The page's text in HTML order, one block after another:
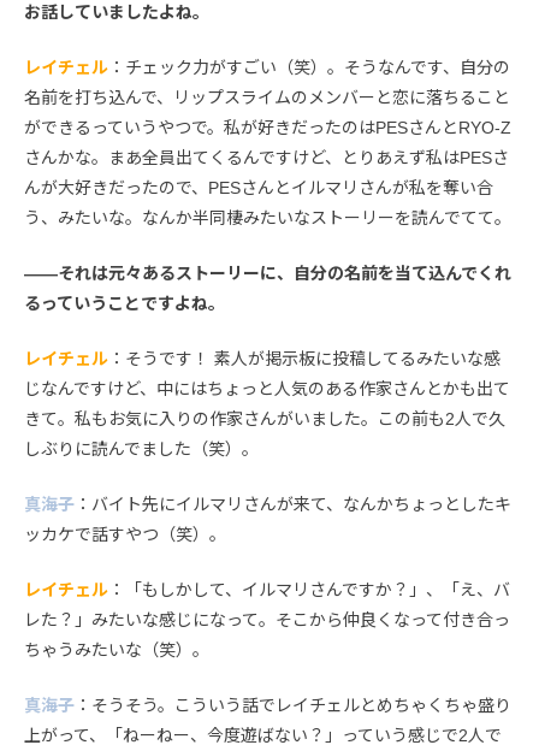
お話していましたよね。
レイチェル ：チェック力がすごい（笑）。そうなんです、自分の
名前を打ち込んで、リップスライムのメンバーと恋に落ちること
ができるっていうやつで。私が好きだったのはPESさんとRYO-Z
さんかな。まあ全員出てくるんですけど、とりあえず私はPESさ
んが大好きだったので、PESさんとイルマリさんが私を奪い合
う、みたいな。なんか半同棲みたいなストーリーを読んでてて。
――それは元々あるストーリーに、自分の名前を当て込んでくれ
るっていうことですよね。
レイチェル ：そうです！ 素人が掲示板に投稿してるみたいな感
じなんですけど、中にはちょっと人気のある作家さんとかも出て
きて。私もお気に入りの作家さんがいました。この前も2人で久
しぶりに読んでました（笑）。
真海子 ：バイト先にイルマリさんが来て、なんかちょっとしたキ
ッカケで話すやつ（笑）。
レイチェル ：「もしかして、イルマリさんですか？」、「え、バ
レた？」みたいな感じになって。そこから仲良くなって付き合っ
ちゃうみたいな（笑）。
真海子 ：そうそう。こういう話でレイチェルとめちゃくちゃ盛り
上がって、「ねーねー、今度遊ばない？」っていう感じで2人で